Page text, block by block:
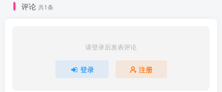
评论 共1条
请登录后发表评论
登录 注册